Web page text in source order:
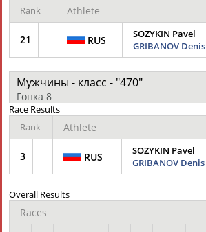
Rank Athlete
21 RUS
SOZYKIN Pavel
GRIBANOV Denis
Мужчины - класс - "470"
Гонка 8
Race Results
Rank
Athlete
3 RUS
SOZYKIN Pavel
GRIBANOV Denis
Overall Results
Races